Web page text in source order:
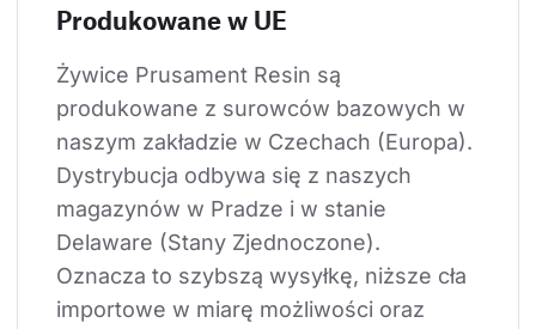
Produkowane w UE
Żywice Prusament Resin są
produkowane z surowców bazowych w
naszym zakładzie w Czechach (Europa).
Dystrybucja odbywa się z naszych
magazynów w Pradze i w stanie
Delaware (Stany Zjednoczone).
Oznacza to szybszą wysyłkę, niższe cła
importowe w miarę możliwości oraz